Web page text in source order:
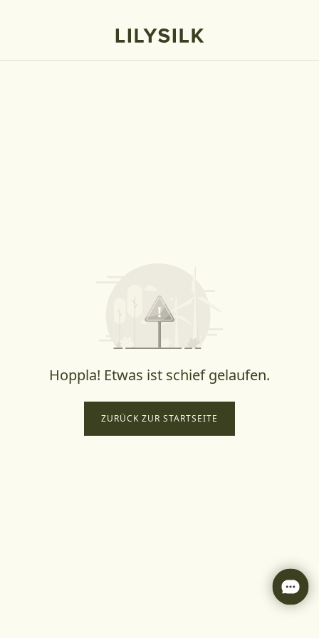
Hoppla! Etwas ist schief gelaufen.
ZURÜCK ZUR STARTSEITE